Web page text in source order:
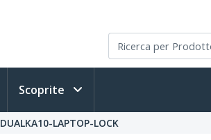
Scoprite
DUALKA10-LAPTOP-LOCK